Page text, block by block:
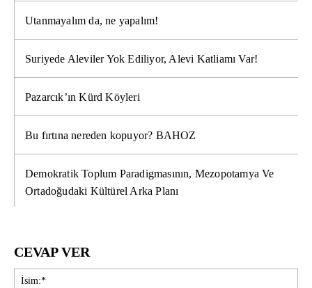
Utanmayalım da, ne yapalım!
Suriyede Aleviler Yok Ediliyor, Alevi Katliamı Var!
Pazarcık’ın Kürd Köyleri
Bu fırtına nereden kopuyor? BAHOZ
Demokratik Toplum Paradigmasının, Mezopotamya Ve
Ortadoğudaki Kültürel Arka Planı
CEVAP VER